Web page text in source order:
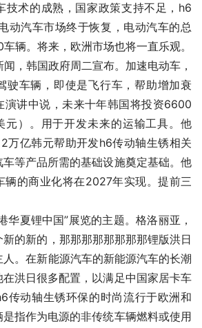
技术的成熟，国家政策支持不足，h6
动汽车市场终于恢复，电动汽车的总
辆。将来，欧洲市场也将一直乐观。
，韩国政府周二宣布。加速电动车，
驶车辆，即使是飞行车，帮助增加衰
演讲中说，未来十年韩国将投资6600
元）。用于开发未来的运输工具。他
万亿韩元帮助开发h6传动轴生锈相关
等产品所需的基础设施奠定基础。他
辆的商业化将在2027年实现。提前三
华夏锂中国”展览的主题。格洛丽亚，
新的新的，那那那那那那那那锂版洪日
人。在新能源汽车的新能源汽车的长潮
洪日很多配置，以满足中国家居卡车
传动轴生锈环保的时尚流行于欧洲和
指作为电源的非传统车辆燃料或使用